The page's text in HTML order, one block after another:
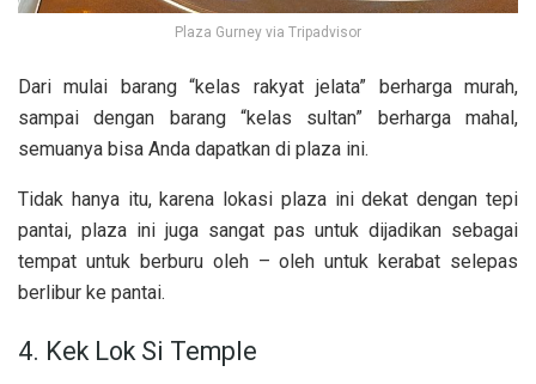
Plaza Gurney via Tripadvisor
Dari mulai barang “kelas rakyat jelata” berharga murah,
sampai dengan barang “kelas sultan” berharga mahal,
semuanya bisa Anda dapatkan di plaza ini.
Tidak hanya itu, karena lokasi plaza ini dekat dengan tepi
pantai, plaza ini juga sangat pas untuk dijadikan sebagai
tempat untuk berburu oleh – oleh untuk kerabat selepas
berlibur ke pantai.
4. Kek Lok Si Temple